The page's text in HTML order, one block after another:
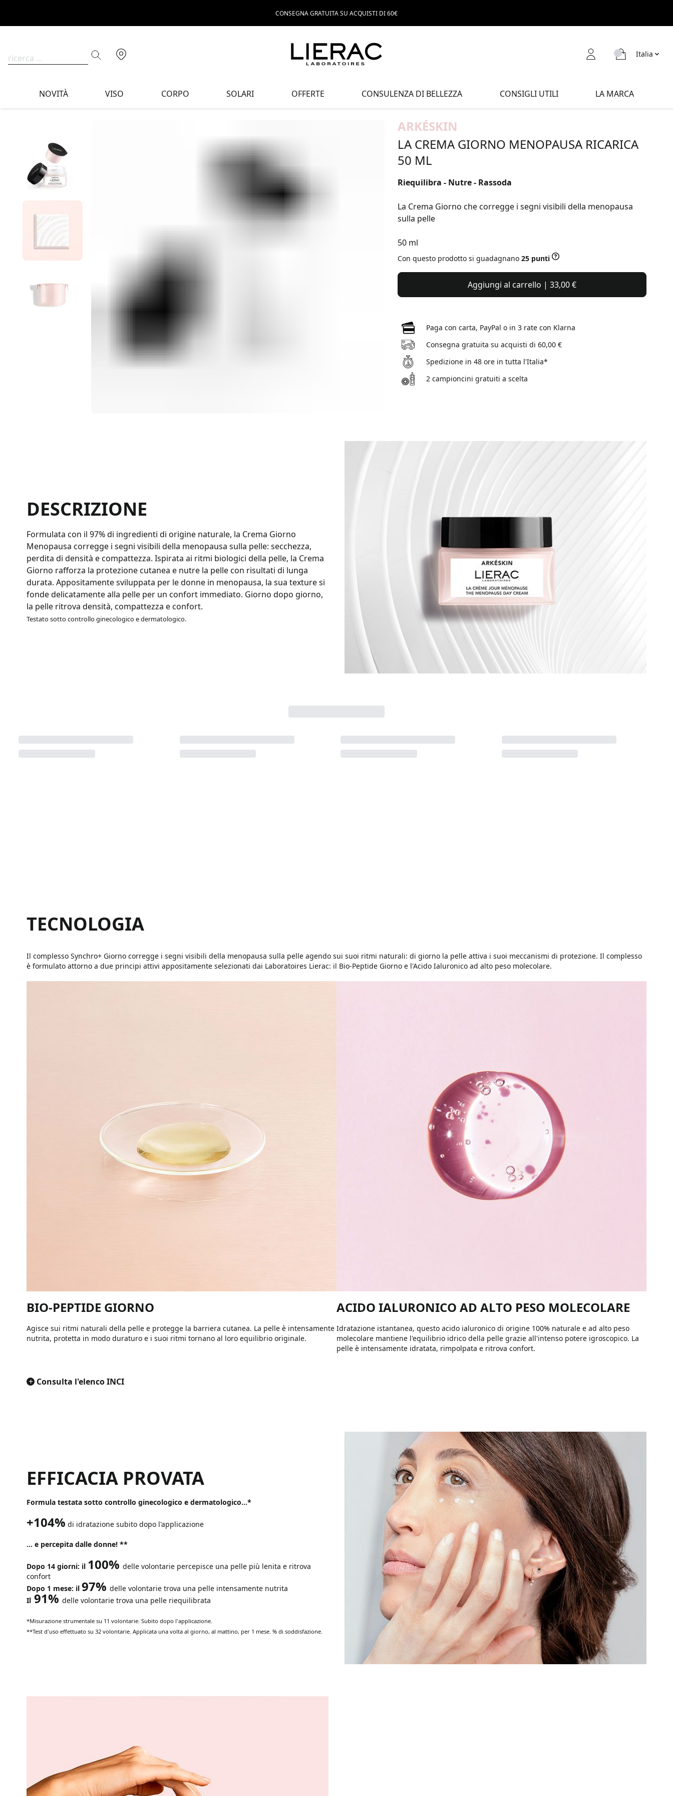
CONSEGNA GRATUITA SU ACQUISTI DI 60€
Italia
NOVITÀ VISO CORPO SOLARI OFFERTE CONSULENZA DI BELLEZZA CONSIGLI UTILI LA MARCA
ARKÉSKIN
LA CREMA GIORNO MENOPAUSA RICARICA
50 ML
Riequilibra - Nutre - Rassoda
La Crema Giorno che corregge i segni visibili della menopausa
sulla pelle
50 ml
Con questo prodotto si guadagnano 25 punti
Aggiungi al carrello | 33,00 €
Paga con carta, PayPal o in 3 rate con Klarna
Consegna gratuita su acquisti di 60,00 €
Spedizione in 48 ore in tutta l'Italia*
2 campioncini gratuiti a scelta
DESCRIZIONE
Formulata con il 97% di ingredienti di origine naturale, la Crema Giorno
Menopausa corregge i segni visibili della menopausa sulla pelle: secchezza,
perdita di densità e compattezza. Ispirata ai ritmi biologici della pelle, la Crema
Giorno rafforza la protezione cutanea e nutre la pelle con risultati di lunga
durata. Appositamente sviluppata per le donne in menopausa, la sua texture si
fonde delicatamente alla pelle per un confort immediato. Giorno dopo giorno,
la pelle ritrova densità, compattezza e confort.
Testato sotto controllo ginecologico e dermatologico.
TECNOLOGIA
Il complesso Synchro+ Giorno corregge i segni visibili della menopausa sulla pelle agendo sui suoi ritmi naturali: di giorno la pelle attiva i suoi meccanismi di protezione. Il complesso
è formulato attorno a due principi attivi appositamente selezionati dai Laboratoires Lierac: il Bio-Peptide Giorno e l'Acido Ialuronico ad alto peso molecolare.
BIO-PEPTIDE GIORNO
Agisce sui ritmi naturali della pelle e protegge la barriera cutanea. La pelle è intensamente
nutrita, protetta in modo duraturo e i suoi ritmi tornano al loro equilibrio originale.
ACIDO IALURONICO AD ALTO PESO MOLECOLARE
Idratazione istantanea, questo acido ialuronico di origine 100% naturale e ad alto peso
molecolare mantiene l'equilibrio idrico della pelle grazie all'intenso potere igroscopico. La
pelle è intensamente idratata, rimpolpata e ritrova confort.
+ Consulta l'elenco INCI
EFFICACIA PROVATA
Formula testata sotto controllo ginecologico e dermatologico...*
+104% di idratazione subito dopo l'applicazione
... e percepita dalle donne! **
Dopo 14 giorni: il 100% delle volontarie percepisce una pelle più lenita e ritrova
confort
Dopo 1 mese: il 97% delle volontarie trova una pelle intensamente nutrita
Il 91% delle volontarie trova una pelle riequilibrata
*Misurazione strumentale su 11 volontarie. Subito dopo l'applicazione.
**Test d'uso effettuato su 32 volontarie. Applicata una volta al giorno, al mattino, per 1 mese. % di soddisfazione.